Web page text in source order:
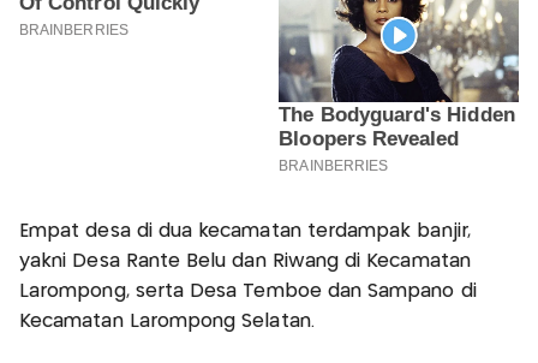
Empat desa di dua kecamatan terdampak banjir,
yakni Desa Rante Belu dan Riwang di Kecamatan
Larompong, serta Desa Temboe dan Sampano di
Kecamatan Larompong Selatan.